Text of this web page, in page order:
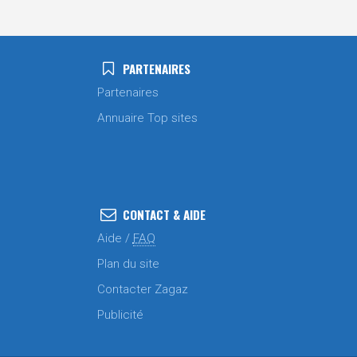
PARTENAIRES
Partenaires
Annuaire Top sites
CONTACT & AIDE
Aide / FAQ
Plan du site
Contacter Zagaz
Publicité